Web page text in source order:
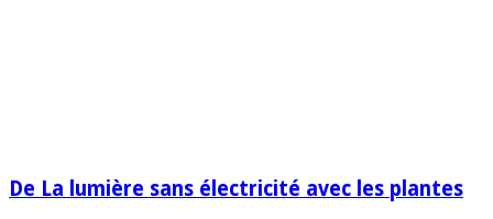
De La lumière sans électricité avec les plantes